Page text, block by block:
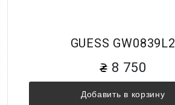
GUESS GW0839L2
8 750
Добавить в корзину